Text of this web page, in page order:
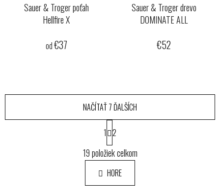
Sauer & Troger poťah
Hellfire X
od€37
Sauer & Troger drevo
DOMINATE ALL
€52
O
v
l
á
d
NAČÍTAŤ 7 ĎALŠÍCH
S
t
r
á
n
k
o
v
1 2
19položiek celkom
HORE